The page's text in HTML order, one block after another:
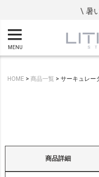
\ 暑
MENU
HOME 商品一覧 サーキュレー
商品詳細